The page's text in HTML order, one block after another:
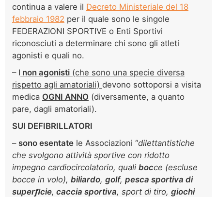
continua a valere il Decreto Ministeriale del 18
febbraio 1982 per il quale sono le singole
FEDERAZIONI SPORTIVE o Enti Sportivi
riconosciuti a determinare chi sono gli atleti
agonisti e quali no.
– I non agonisti (che sono una specie diversa
rispetto agli amatoriali) devono sottoporsi a visita
medica OGNI ANNO (diversamente, a quanto
pare, dagli amatoriali).
SUI DEFIBRILLATORI
– sono esentate le Associazioni “dilettantistiche
che svolgono attività sportive con ridotto
impegno cardiocircolatorio, quali bocce (escluse
bocce in volo), biliardo, golf, pesca sportiva di
superﬁcie, caccia sportiva, sport di tiro, giochi